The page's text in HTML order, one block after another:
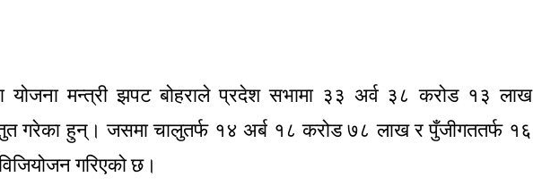
योजना मन्त्री झपट बोहराले प्रदेश सभामा ३३ अर्व ३८ करोड १३ लाख
गरेका हुन्। जसमा चालुतर्फ १४ अर्ब १८ करोड ७८ लाख र पुँजीगततर्फ १६
गरिएको छ।